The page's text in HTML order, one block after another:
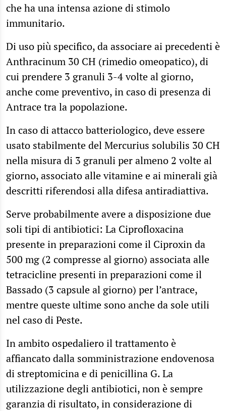
che ha una intensa azione di stimolo
immunitario.
Di uso più specifico, da associare ai precedenti è
Anthracinum 30 CH (rimedio omeopatico), di
cui prendere 3 granuli 3-4 volte al giorno,
anche come preventivo, in caso di presenza di
Antrace tra la popolazione.
In caso di attacco batteriologico, deve essere
usato stabilmente del Mercurius solubilis 30 CH
nella misura di 3 granuli per almeno 2 volte al
giorno, associato alle vitamine e ai minerali già
descritti riferendosi alla difesa antiradiattiva.
Serve probabilmente avere a disposizione due
soli tipi di antibiotici: La Ciprofloxacina
presente in preparazioni come il Ciproxin da
500 mg (2 compresse al giorno) associata alle
tetracicline presenti in preparazioni come il
Bassado (3 capsule al giorno) per l’antrace,
mentre queste ultime sono anche da sole utili
nel caso di Peste.
In ambito ospedaliero il trattamento è
affiancato dalla somministrazione endovenosa
di streptomicina e di penicillina G. La
utilizzazione degli antibiotici, non è sempre
garanzia di risultato, in considerazione di